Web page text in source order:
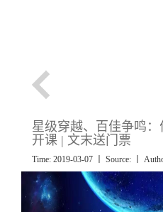
星级穿越、百佳争鸣
开课 | 文末送门票
Time: 2019-03-07 丨 Source: 丨